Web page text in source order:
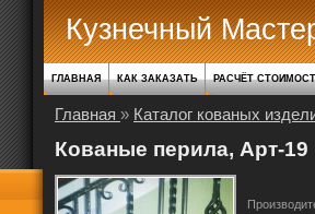
Кузнечный
ГЛАВНАЯ КАК ЗАКАЗАТЬ РАСЧЁТ
Главная » Каталог кованых
Кованые перила, Арт-19